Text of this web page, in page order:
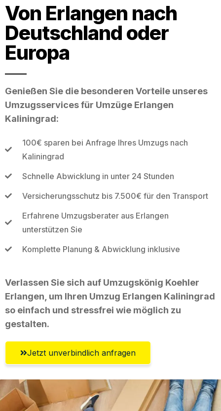
Von Erlangen nach
Deutschland oder
Europa
Genießen Sie die besonderen Vorteile unseres
Umzugsservices für Umzüge Erlangen
Kaliningrad:
100€ sparen bei Anfrage Ihres Umzugs nach
Kaliningrad
Schnelle Abwicklung in unter 24 Stunden
Versicherungsschutz bis 7.500€ für den Transport
Erfahrene Umzugsberater aus Erlangen
unterstützen Sie
Komplette Planung & Abwicklung inklusive
Verlassen Sie sich auf Umzugskönig Koehler
Erlangen, um Ihren Umzug Erlangen Kaliningrad
so einfach und stressfrei wie möglich zu
gestalten.
Jetzt unverbindlich anfragen